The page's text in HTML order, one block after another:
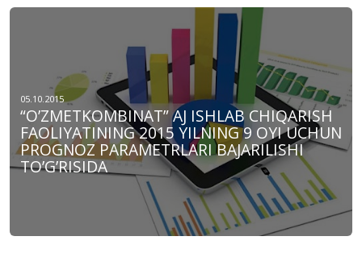
05.10.2015
“O’ZMЕTKOMBINAT” AJ ISHLAB CHIQARISH
FAOLIYATINING 2015 YILNING 9 OYI UCHUN
PROGNOZ PARAMЕTRLARI BAJARILISHI
TO’G’RISIDA